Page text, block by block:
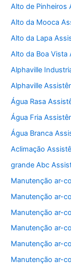
Alto de Pinheiros
Alto da Mooca
Alto da Lapa
Alto da Boa Vista
Alphaville
Alphaville
Água Rasa
Água Fria
Água Branca
Aclimação
grande Abc
Manutenção ar-
Manutenção ar-
Manutenção ar-
Manutenção ar-
Manutenção ar-
Manutenção ar-